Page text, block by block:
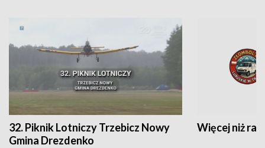
32. Piknik Lotniczy Trzebicz Nowy
Gmina Drezdenko
Więcej niż rajd